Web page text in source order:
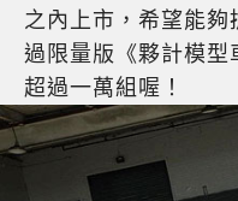
之內上市，希望能夠
過限量版《夥計模型
超過一萬組喔！